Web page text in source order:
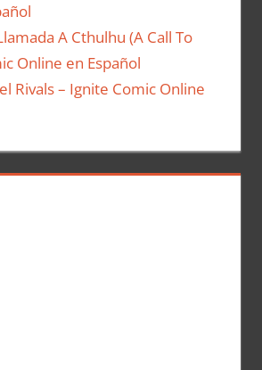
A Cthulhu (A Call To
Online en Español
Rivals – Ignite Comic Online